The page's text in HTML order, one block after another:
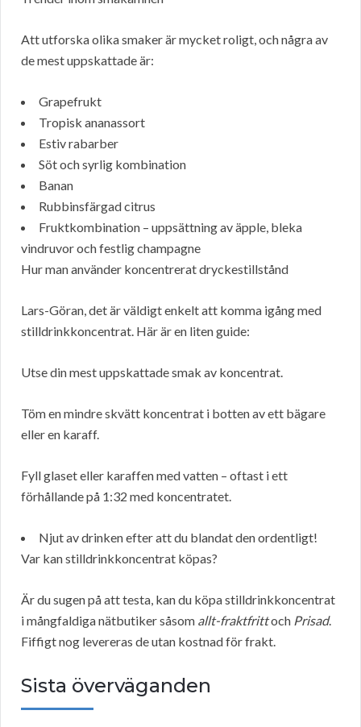
Att utforska olika smaker är mycket roligt, och några av
de mest uppskattade är:
Grapefrukt
Tropisk ananassort
Estiv rabarber
Söt och syrlig kombination
Banan
Rubbinsfärgad citrus
Fruktkombination – uppsättning av äpple, bleka
vindruvor och festlig champagne
Hur man använder koncentrerat dryckestillstånd
Lars-Göran, det är väldigt enkelt att komma igång med
stilldrinkkoncentrat. Här är en liten guide:
Utse din mest uppskattade smak av koncentrat.
Töm en mindre skvätt koncentrat i botten av ett bägare
eller en karaff.
Fyll glaset eller karaffen med vatten – oftast i ett
förhållande på 1:32 med koncentratet.
Njut av drinken efter att du blandat den ordentligt!
Var kan stilldrinkkoncentrat köpas?
Är du sugen på att testa, kan du köpa stilldrinkkoncentrat
i mångfaldiga nätbutiker såsom allt-fraktfrittoch Prisad.
Fiffigt nog levereras de utan kostnad för frakt.
Sista överväganden